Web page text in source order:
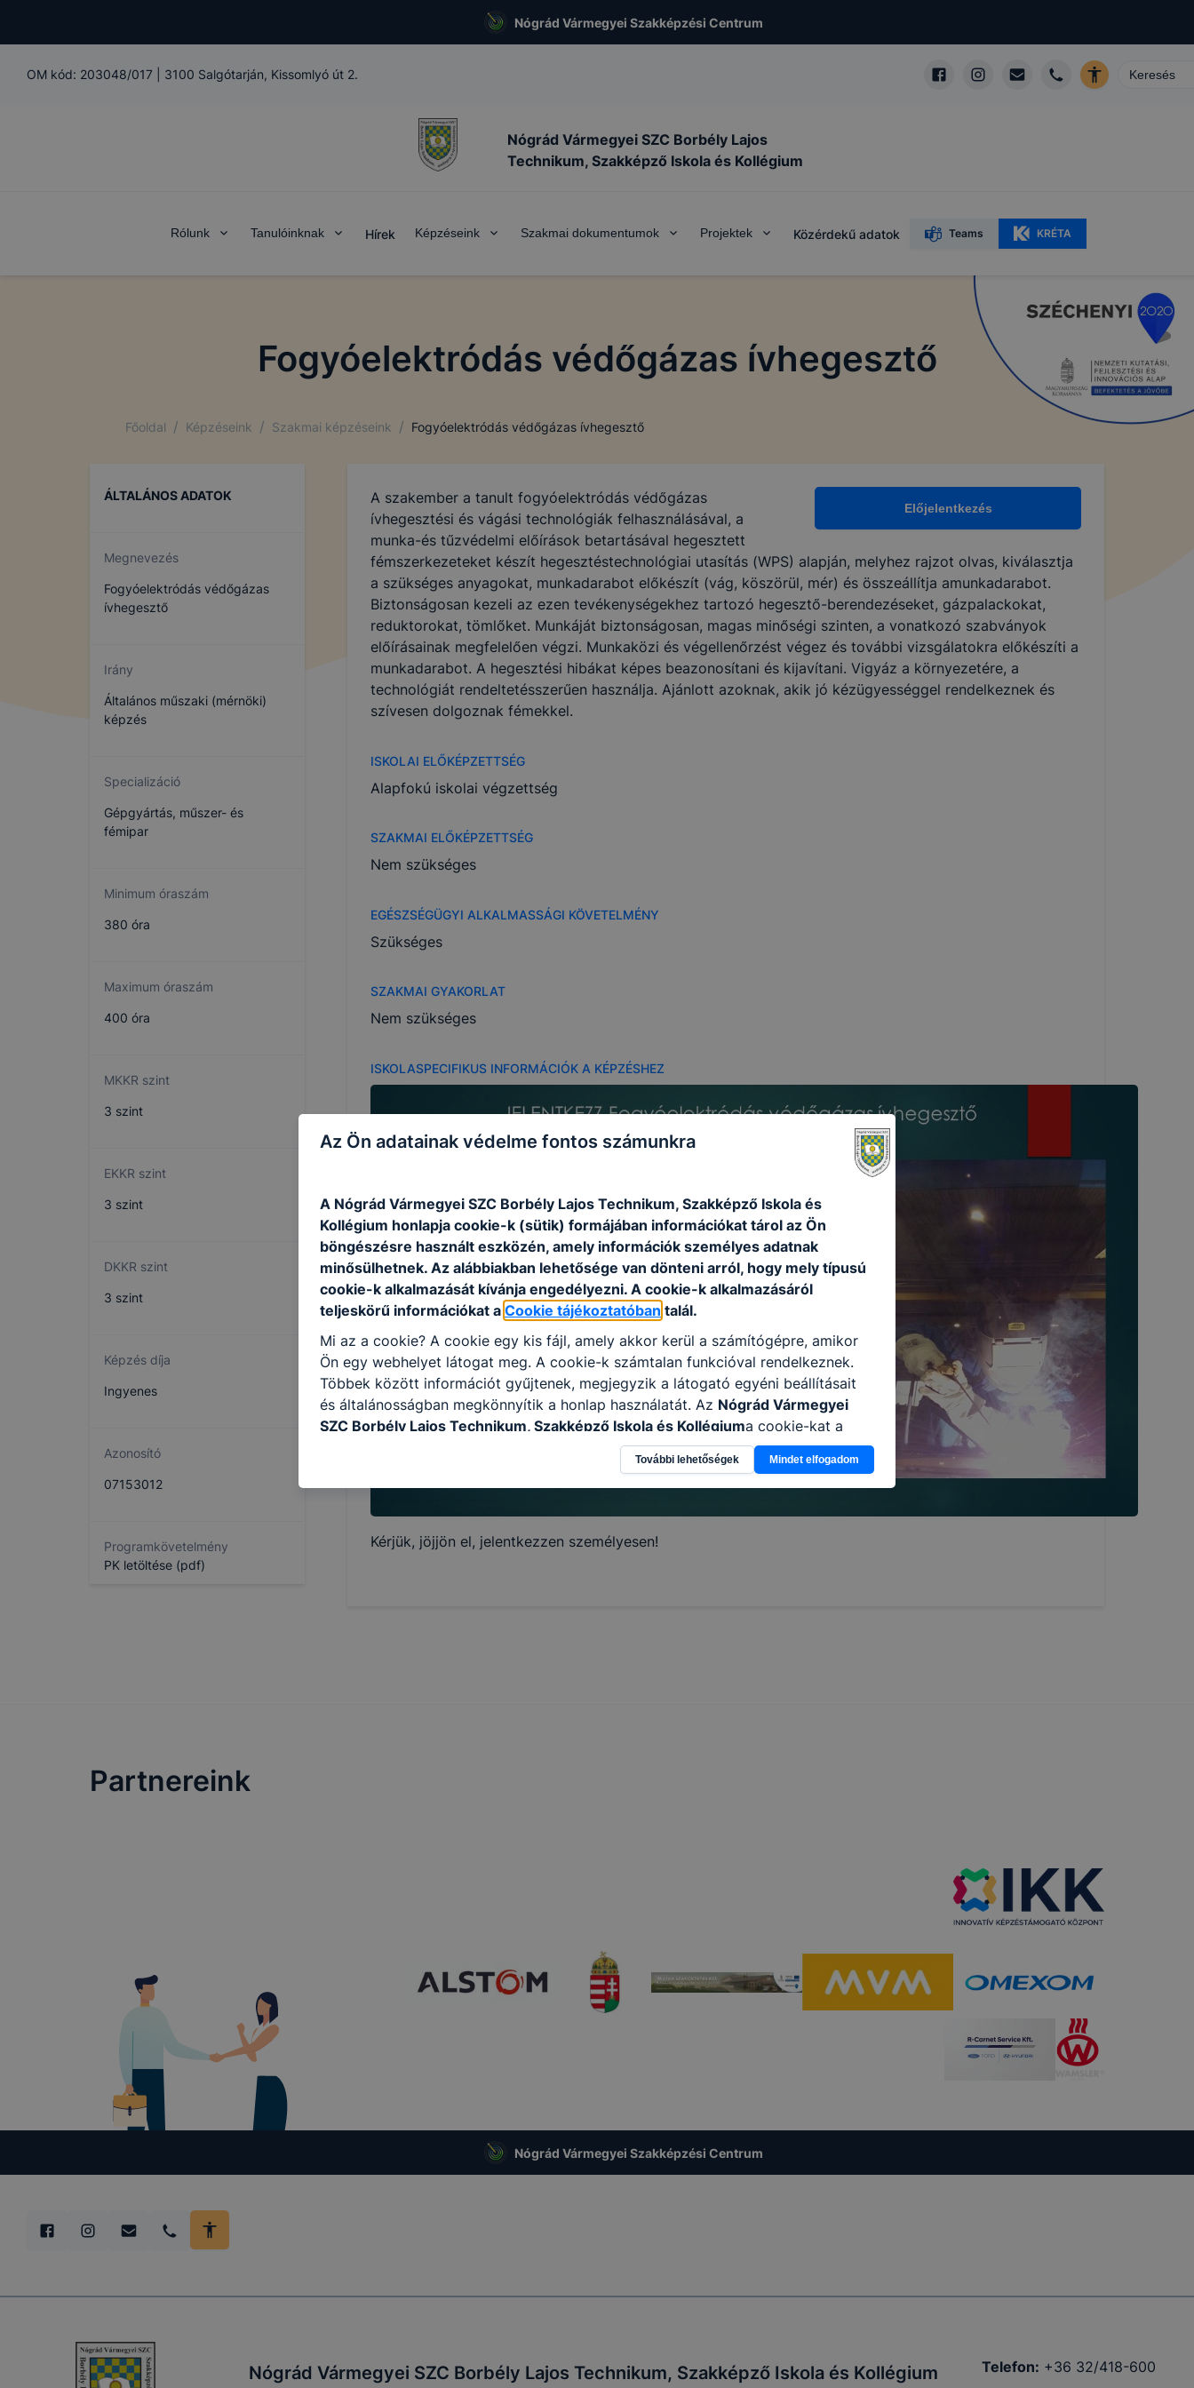
Nógrád Vármegyei Szakképzési Centrum
OM kód: 203048/017 3100 Salgótarján, Kissomlyó út 2.
Nógrád Vármegyei SZC Borbély Lajos
Technikum, Szakképző Iskola és Kollégium
Rólunk Tanulóinknak Hírek Képzéseink Szakmai dokumentumok Projektek Közérdekű adatok Teams KRÉTA
Fogyóelektródás védőgázas ívhegesztő
Főoldal / Képzéseink / Szakmai képzéseink / Fogyóelektródás védőgázas ívhegesztő
ÁLTALÁNOS ADATOK
Megnevezés
Fogyóelektródás védőgázas
ívhegesztő
Irány
Általános műszaki (mérnöki)
képzés
Specializáció
Gépgyártás, műszer- és
fémipar
Minimum óraszám
380 óra
Maximum óraszám
400 óra
MKKR szint
3 szint
EKKR szint
3 szint
DKKR szint
3 szint
Képzés díja
Ingyenes
Azonosító
07153012
Programkövetelmény
PK letöltése (pdf)
Előjelentkezés
A szakember a tanult fogyóelektródás védőgázas
ívhegesztési és vágási technológiák felhasználásával, a
munka-és tűzvédelmi előírások betartásával hegesztett
fémszerkezeteket készít hegesztéstechnológiai utasítás (WPS) alapján, melyhez rajzot olvas, kiválasztja
a szükséges anyagokat, munkadarabot előkészít (vág, köszörül, mér) és összeállítja amunkadarabot.
Biztonságosan kezeli az ezen tevékenységekhez tartozó hegesztő-berendezéseket, gázpalackokat,
reduktorokat, tömlőket. Munkáját biztonságosan, magas minőségi szinten, a vonatkozó szabványok
előírásainak megfelelően végzi. Munkaközi és végellenőrzést végez és további vizsgálatokra előkészíti a
munkadarabot. A hegesztési hibákat képes beazonosítani és kijavítani. Vigyáz a környezetére, a
technológiát rendeltetésszerűen használja. Ajánlott azoknak, akik jó kézügyességgel rendelkeznek és
szívesen dolgoznak fémekkel.
ISKOLAI ELŐKÉPZETTSÉG
Alapfokú iskolai végzettség
SZAKMAI ELŐKÉPZETTSÉG
Nem szükséges
EGÉSZSÉGÜGYI ALKALMASSÁGI KÖVETELMÉNY
Szükséges
SZAKMAI GYAKORLAT
Nem szükséges
ISKOLASPECIFIKUS INFORMÁCIÓK A KÉPZÉSHEZ
Kérjük, jöjjön el, jelentkezzen személyesen!
Partnereink
Nógrád Vármegyei Szakképzési Centrum
Nógrád Vármegyei SZC Borbély Lajos Technikum, Szakképző Iskola és Kollégium Telefon: +36 32/418-600
Az Ön adatainak védelme fontos számunkra
A Nógrád Vármegyei SZC Borbély Lajos Technikum, Szakképző Iskola és
Kollégium honlapja cookie-k (sütik) formájában információkat tárol az Ön
böngészésre használt eszközén, amely információk személyes adatnak
minősülhetnek. Az alábbiakban lehetősége van dönteni arról, hogy mely típusú
cookie-k alkalmazását kívánja engedélyezni. A cookie-k alkalmazásáról
teljeskörű információkat a Cookie tájékoztatóban talál.
Mi az a cookie? A cookie egy kis fájl, amely akkor kerül a számítógépre, amikor
Ön egy webhelyet látogat meg. A cookie-k számtalan funkcióval rendelkeznek.
Többek között információt gyűjtenek, megjegyzik a látogató egyéni beállításait
és általánosságban megkönnyítik a honlap használatát. Az Nógrád Vármegyei
SZC Borbély Lajos Technikum, Szakképző Iskola és Kollégiuma cookie-kat a
következő célokból használja: információ gyűjtése azzal kapcsolatban, hogyan
használja Ön a honlapot -annak felmérésével, hogy a honlap melyik részeit
látogatja, vagy használja leginkább, így megtudhatjuk, hogyan biztosítsunk Önnek
még jobb felhasználói élményt, ha ismét meglátogatja oldalunkat, honlap
fejlesztése. Hogyan ellenőrizheti és hogyan tudja kikapcsolni a cookie-kat?
Minden modern böngésző engedélyezi a cookie-k beállításának a változtatását. A
További lehetőségek Mindet elfogadom